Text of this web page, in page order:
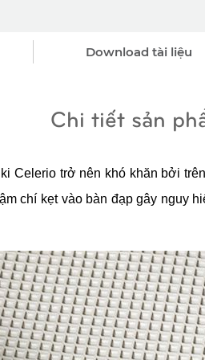
Download tài liệu
Chi tiết sản
Celerio trở nên khó khăn bởi
chí kẹt vào bàn đạp gây nguy